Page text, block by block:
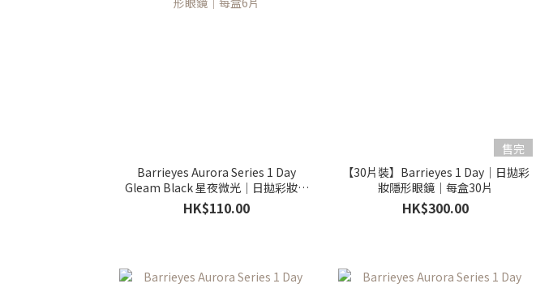
Barrieyes Aurora Series 1 Day
Gleam Black 星夜微光｜日拋彩妝隱
形眼鏡｜每盒6片
HK$110.00
售完
【30片裝】Barrieyes 1 Day｜日拋彩
妝隱形眼鏡｜每盒30片
HK$300.00